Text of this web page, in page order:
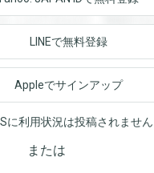
とができます。登録す
。登録すると回答を閲
LINEで無料登録
Appleでサインアップ
に利用状況は投稿されません
または